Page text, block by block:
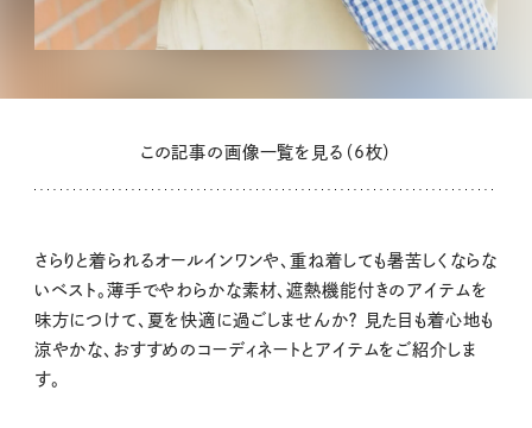
この記事の画像一覧を見る（6枚）
さらりと着られるオールインワンや、重ね着しても暑苦しくならな
いベスト。薄手でやわらかな素材、遮熱機能付きのアイテムを
味方につけて、夏を快適に過ごしませんか？ 見た目も着心地も
涼やかな、おすすめのコーディネートとアイテムをご紹介しま
す。